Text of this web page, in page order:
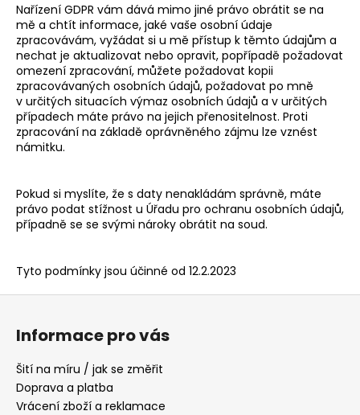
Nařízení GDPR vám dává mimo jiné právo obrátit se na
mě a chtít informace, jaké vaše osobní údaje
zpracovávám, vyžádat si u mě přístup k těmto údajům a
nechat je aktualizovat nebo opravit, popřípadě požadovat
omezení zpracování, můžete požadovat kopii
zpracovávaných osobních údajů, požadovat po mně
v určitých situacích výmaz osobních údajů a v určitých
případech máte právo na jejich přenositelnost. Proti
zpracování na základě oprávněného zájmu lze vznést
námitku.
Pokud si myslíte, že s daty nenakládám správně, máte
právo podat stížnost u Úřadu pro ochranu osobních údajů,
případně se se svými nároky obrátit na soud.
Tyto podmínky jsou účinné od 12.2.2023
Z
Informace pro vás
Šití na míru / jak se změřit
Doprava a platba
Vrácení zboží a reklamace